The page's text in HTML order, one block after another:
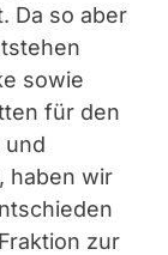
Da so aber
sowie
für den
und
haben wir
zur